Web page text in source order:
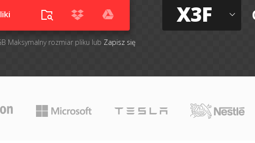
Maksymalny rozmiar pliku lub Zapisz się
X3F